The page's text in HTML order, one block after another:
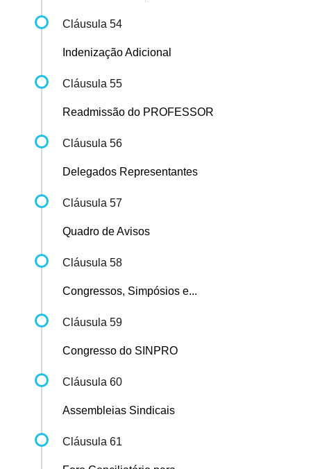
Cláusula 54
Indenização Adicional
Cláusula 55
Readmissão do PROFESSOR
Cláusula 56
Delegados Representantes
Cláusula 57
Quadro de Avisos
Cláusula 58
Congressos, Simpósios e...
Cláusula 59
Congresso do SINPRO
Cláusula 60
Assembleias Sindicais
Cláusula 61